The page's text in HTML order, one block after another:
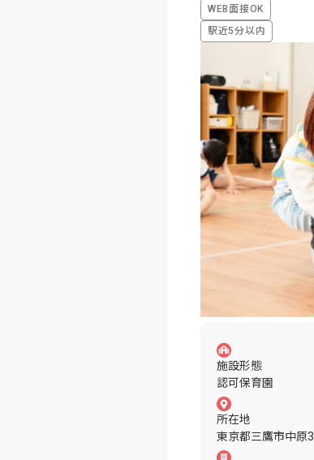
WEB面接OK
駅近5分以内
施設形態
認可保育園
所在地
東京都三鷹市中原